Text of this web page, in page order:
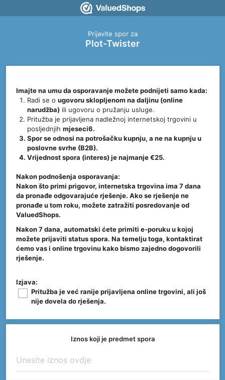
Prijavite spor za
Plot-Twister
Imajte na umu da osporavanje možete podnijeti samo kada:
Radi se ougovoru sklopljenom na daljinu (online
narudžba) ili ugovoru o pružanju usluge.
Pritužba je prijavljena nadležnoj internetskoj trgovini u
posljednjihmjeseci6.
Spor se odnosi napotrošačku kupnju, a ne na kupnju u
poslovne svrhe (B2B).
Vrijednost spora (interes) jenajmanje €25.
Nakon podnošenja osporavanja:
Nakon što primi prigovor, internetska trgovina ima 7 dana
da pronađe odgovarajuće rješenje. Ako se rješenje ne
pronađe u tom roku, možete zatražiti posredovanje od
ValuedShops.
Nakon 7 dana, automatski ćete primiti e-poruku u kojoj
možete prijaviti status spora. Na temelju toga, kontaktirat
ćemo vas i online trgovinu kako bismo zajedno dogovorili
rješenje.
Izjava:
Pritužba je već ranije prijavljena online trgovini, ali još
nije dovela do rješenja.
Iznos koji je predmet spora